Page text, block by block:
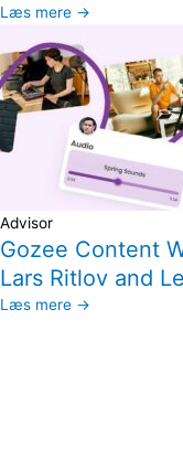
Læs mere →
Advisor
Gozee Content
Lars Ritlov and
Læs mere →